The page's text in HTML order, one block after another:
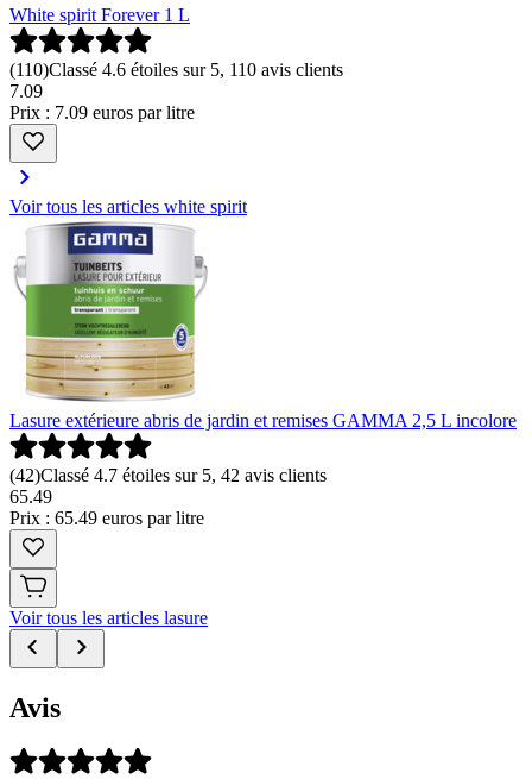
White spirit Forever 1 L
(110)Classé 4.6 étoiles sur 5, 110 avis clients
7.09
Prix : 7.09 euros par litre
Voir tous les articles white spirit
Lasure extérieure abris de jardin et remises GAMMA 2,5 L incolore
(42)Classé 4.7 étoiles sur 5, 42 avis clients
65.49
Prix : 65.49 euros par litre
Voir tous les articles lasure
Avis